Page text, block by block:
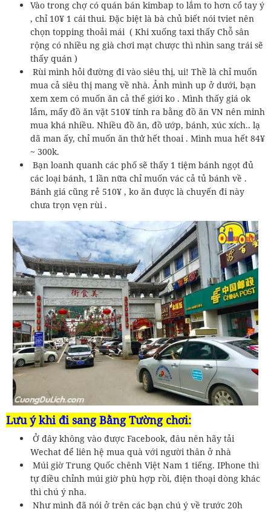
Vào trong chợ có quán bán kimbap to lắm to hơn cổ tay ý
, chỉ 10¥ 1 cái thui. Đặc biệt là bà chủ biết nói tviet nên
chọn topping thoải mái ( Khi xuống taxi thấy Chỗ sân
rộng có nhiều ng già chơi mạt chược thì nhìn sang trái sẽ
thấy quán )
Rùi mình hỏi đường đi vào siêu thị, ui! Thề là chỉ muốn
mua cả siêu thị mang về nhà. Ảnh mình up ở dưới, bạn
xem xem có muốn ăn cả thế giới ko . Mình thấy giá ok
lắm, mấy đồ ăn vặt 510¥ tính ra bằng đồ ăn VN nên minh
mua khá nhiều. Nhiều đồ ăn, đồ ướp, bánh, xúc xích.. lạ
dã man ấy, chỉ muốn ăn thử hết thoai . Mình mua hết 84¥
~ 300k.
Bạn loanh quanh các phố sẽ thấy 1 tiệm bánh ngọt đủ
các loại bánh, 1 lần nữa chỉ muốn vác cả tủ bánh về .
Bánh giá cũng rẻ 510¥ , ko ăn được là chuyến đi này
chưa trọn vẹn rùi .
Lưu ý khi đi sang Bằng Tường chơi:
Ở đây không vào được Facebook, đâu nên hãy tải
Wechat để liên hệ mua quà với người thân ở nhà
Múi giờ Trung Quốc chênh Việt Nam 1 tiếng. IPhone thì
tự điều chỉnh múi giờ phù hợp rồi, điện thoại dòng khác
thì chú ý nha.
Như mình đã nói ở trên các bạn chú ý về trước 20h